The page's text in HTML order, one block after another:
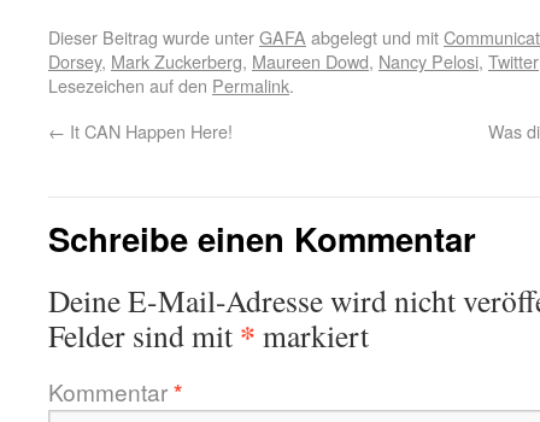
Dieser Beitrag wurde unterGAFA abgelegt und mit
Dorsey, Mark Zuckerberg, Maureen Dowd, Nancy Pelosi, Twitter
Lesezeichen auf den Permalink.
← It CAN Happen Here! Was
Schreibe einen Kommentar
Deine E-Mail-Adresse wird nicht
Felder sind mit * markiert
Kommentar*